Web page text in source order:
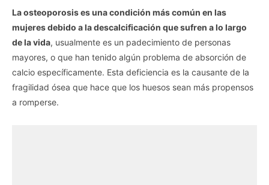
La osteoporosis es una condición más común en las
mujeres debido a la descalcificación que sufren a lo largo
de la vida, usualmente es un padecimiento de personas
mayores, o que han tenido algún problema de absorción de
calcio específicamente. Esta deficiencia es la causante de la
fragilidad ósea que hace que los huesos sean más propensos
a romperse.